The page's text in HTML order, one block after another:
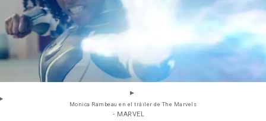
Monica Rambeau en el tráiler de The Marvels
- MARVEL